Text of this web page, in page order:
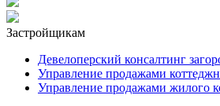
Застройщикам
Девелоперский консалтинг
Управление продажами
Управление продажами жилого